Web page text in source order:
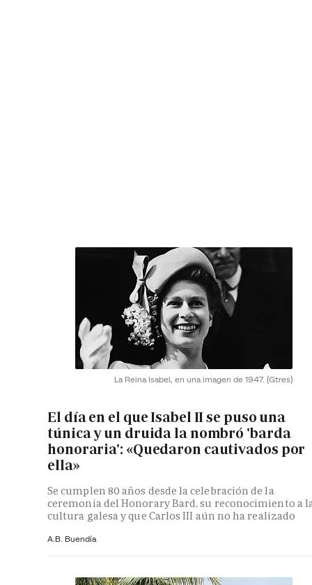
La Reina Isabel, en una imagen de 1947. (Gtres)
El día en el que Isabel II se puso una
túnica y un druida la nombró 'barda
honoraria': «Quedaron cautivados por
ella»
Se cumplen 80 años desde la celebración de la
ceremonia del Honorary Bard, su reconocimiento a
cultura galesa y que Carlos III aún no ha realizado
A.B. Buendía